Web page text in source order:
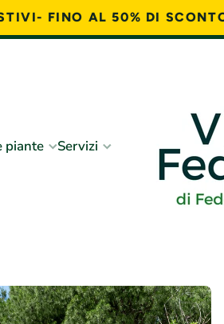
FINO AL 50% DI
piante
Servizi
prodotto